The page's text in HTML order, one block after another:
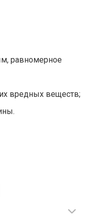
равномерное
вредных веществ;